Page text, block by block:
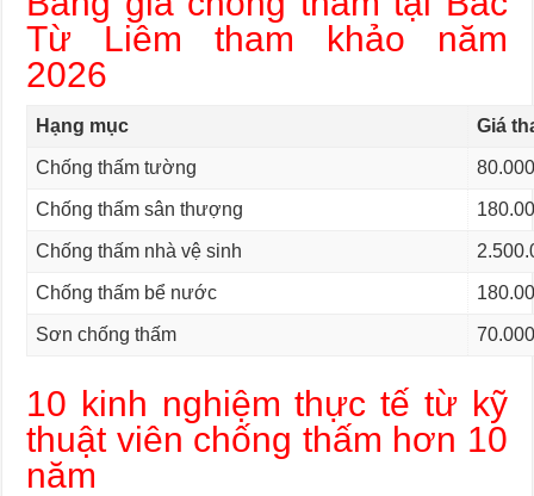
Từ Liêm tham khảo năm
2026
Hạng mục Giá
Chống thấm tường
Chống thấm sân thượng
Chống thấm nhà vệ sinh
Chống thấm bể nước
Sơn chống thấm
10 kinh nghiệm thực tế từ kỹ
thuật viên chống thấm hơn 10
năm